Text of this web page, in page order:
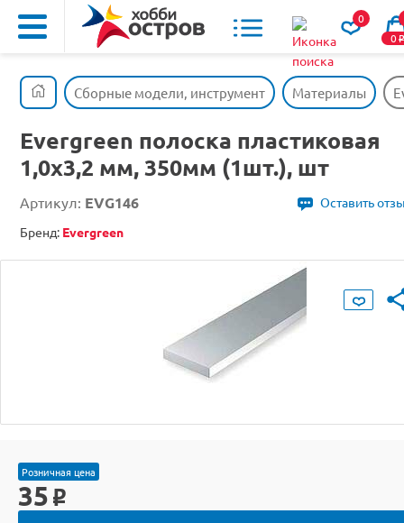
0
0o
Сборные модели, инструмент Материалы
Evergreen полоска пластиковая
1,0х3,2 мм, 350мм (1шт.), шт
Артикул: EVG146
Оставить
Бренд: Evergreen
Розничная цена
35 o